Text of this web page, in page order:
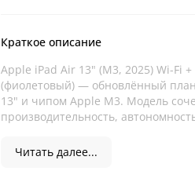
Краткое описание
Apple iPad Air 13" (M3, 2025) Wi-Fi
(фиолетовый) — обновлённый
13" и чипом Apple M3. Модель
производительность,
Читать далее...